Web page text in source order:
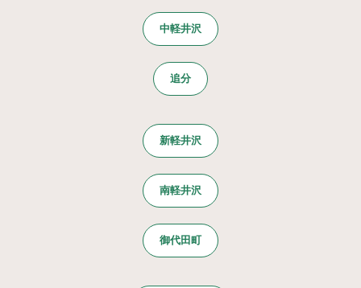
中軽井沢
追分
新軽井沢
南軽井沢
御代田町